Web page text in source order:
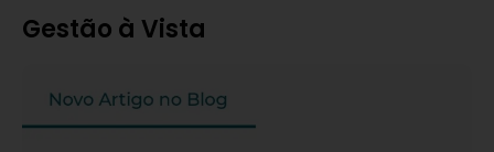
Gestão à Vista